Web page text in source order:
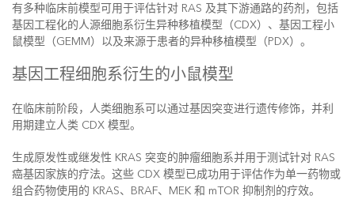
有多种临床前模型可用于评估针对 RAS 及其下游通路的药剂，包括
基因工程化的人源细胞系衍生异种移植模型（CDX）、基因工程小
鼠模型（GEMM）以及来源于患者的异种移植模型（PDX）。
基因工程细胞系衍生的小鼠模型
在临床前阶段，人类细胞系可以通过基因突变进行遗传修饰，并利
用期建立人类 CDX 模型。
生成原发性或继发性 KRAS 突变的肿瘤细胞系并用于测试针对 RAS
癌基因家族的疗法。这些 CDX 模型已成功用于评估作为单一药物或
组合药物使用的 KRAS、BRAF、MEK 和 mTOR 抑制剂的疗效。